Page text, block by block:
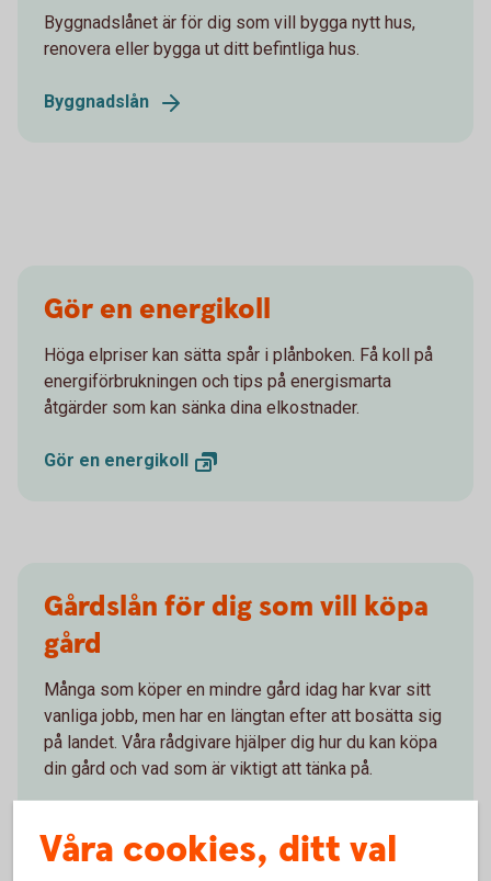
Byggnadslånet är för dig som vill bygga nytt hus,
renovera eller bygga ut ditt befintliga hus.
Byggnadslån
Gör en energikoll
Höga elpriser kan sätta spår i plånboken. Få koll på
energiförbrukningen och tips på energismarta
åtgärder som kan sänka dina elkostnader.
Gör en energikoll
Gårdslån för dig som vill köpa
gård
Många som köper en mindre gård idag har kvar sitt
vanliga jobb, men har en längtan efter att bosätta sig
på landet. Våra rådgivare hjälper dig hur du kan köpa
din gård och vad som är viktigt att tänka på.
månskensbonde?
Våra cookies, ditt val